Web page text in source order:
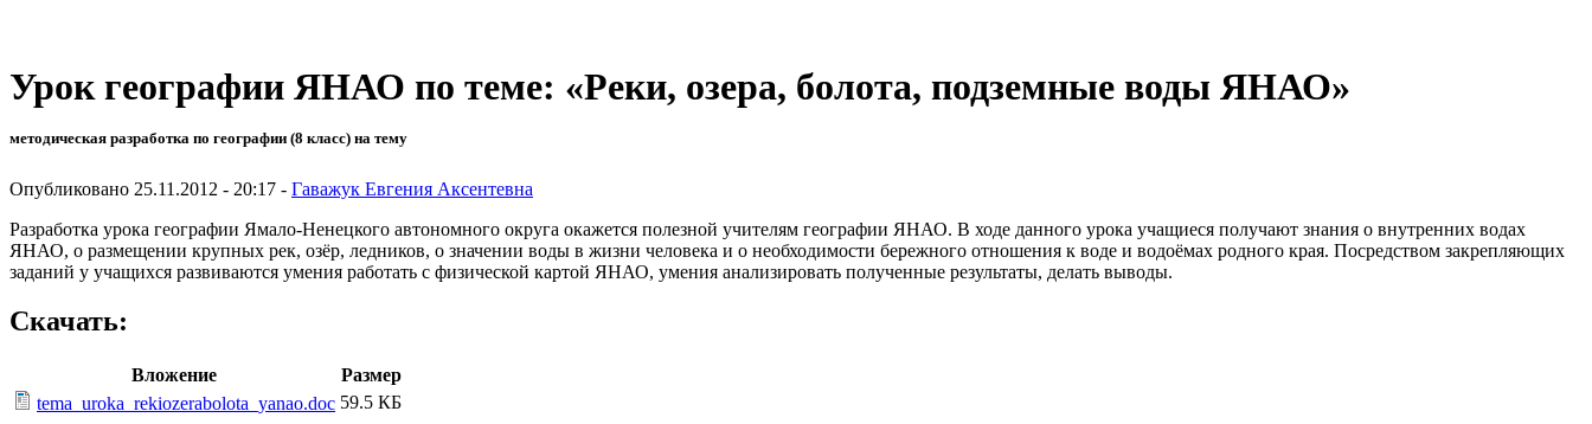
Урок географии ЯНАО по теме: «Реки, озера, болота, подземные воды ЯНАО»
методическая разработка по географии (8 класс) на тему
Опубликовано 25.11.2012 - 20:17 - Гаважук Евгения Аксентевна
Разработка урока географии Ямало-Ненецкого автономного округа окажется полезной учителям географии ЯНАО. В ходе данного урока учащиеся получают знания о внутренних водах
ЯНАО, о размещении крупных рек, озёр, ледников, о значении воды в жизни человека и о необходимости бережного отношения к воде и водоёмах родного края. Посредством закрепляющих
заданий у учащихся развиваются умения работать с физической картой ЯНАО, умения анализировать полученные результаты, делать выводы.
Скачать:
Вложение
Размер
tema_uroka_rekiozerabolota_yanao.doc 59.5 КБ